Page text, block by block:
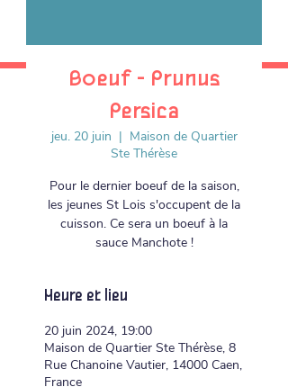
Boeuf - Prunus
Persica
jeu. 20 juin
  |
Maison de Quartier
Ste Thérèse
Pour le dernier boeuf de la saison,
les jeunes St Lois s'occupent de la
cuisson. Ce sera un boeuf à la
sauce Manchote !
Heure et lieu
20 juin 2024, 19:00
Maison de Quartier Ste Thérèse, 8
Rue Chanoine Vautier, 14000 Caen,
France